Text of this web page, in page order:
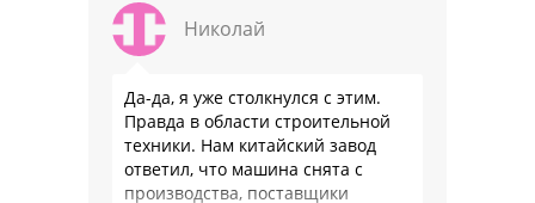
Николай
Да-да, я уже столкнулся с этим.
Правда в области строительной
техники. Нам китайский завод
ответил, что машина снята с
производства, поставщики